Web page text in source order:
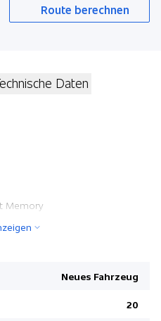
Route berechnen
Daten
Memory
Neues Fahrzeug
20